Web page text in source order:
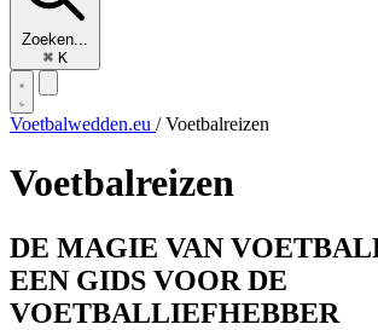
Zoeken...
⌘ K
Voetbalwedden.eu / Voetbalreizen
Voetbalreizen
DE MAGIE VAN
EEN GIDS VOOR DE
VOETBALLIEFHEBBER